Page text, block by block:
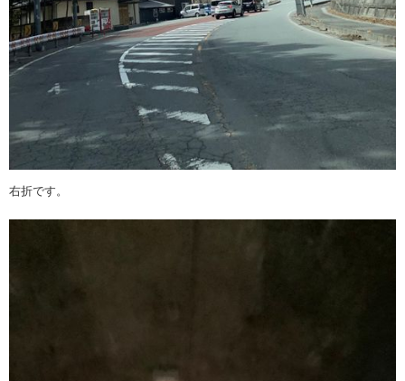
右折です。